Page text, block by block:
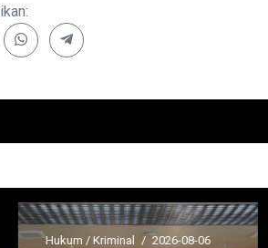
Kriminal / 2026-08-06